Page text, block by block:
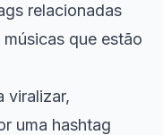
relacionadas
que estão
viralizar,
uma hashtag